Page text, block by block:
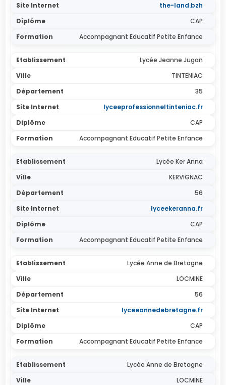
the-land.bzh
CAP
Accompagnant Educatif Petite Enfance
Lycée Jeanne Jugan
TINTENIAC
35
lyceeprofessionneltinteniac.fr
CAP
Accompagnant Educatif Petite Enfance
Lycée Ker Anna
KERVIGNAC
56
lyceekeranna.fr
CAP
Accompagnant Educatif Petite Enfance
Lycée Anne de Bretagne
LOCMINE
56
lyceeannedebretagne.fr
CAP
Accompagnant Educatif Petite Enfance
Lycée Anne de Bretagne
LOCMINE